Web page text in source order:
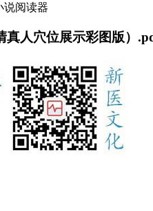
说阅读器
真人穴位展示彩图版）